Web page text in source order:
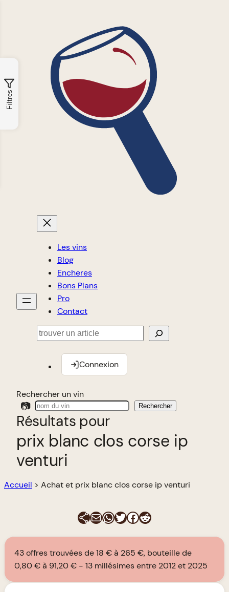
Les vins
Blog
Encheres
Bons Plans
Pro
Contact
Rechercher
Connexion
Rechercher un vin
📷 Rechercher
Résultats pour
prix blanc clos corse ip
venturi
Accueil > Achat et prix blanc clos corse ip venturi
E-mailWhatsApp
Twitter
Facebook
Reddit
43 offres trouvées de 18 € à 265 €, bouteille de
0,80 € à 91,20 €
13 millésimes entre 2012 et 2025
Filtres